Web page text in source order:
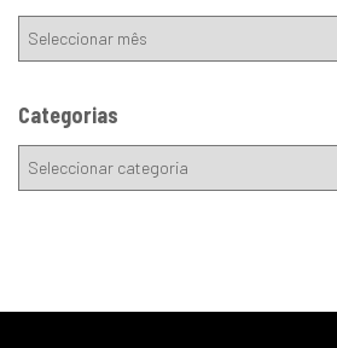
Categorias